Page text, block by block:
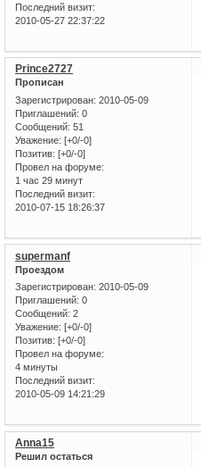
Последний визит:
2010-05-27 22:37:22
Prince2727
Прописан
Зарегистрирован: 2010-05-09
Приглашений: 0
Сообщений: 51
Уважение: [+0/-0]
Позитив: [+0/-0]
Провел на форуме:
1 час 29 минут
Последний визит:
2010-07-15 18:26:37
supermanf
Проездом
Зарегистрирован: 2010-05-09
Приглашений: 0
Сообщений: 2
Уважение: [+0/-0]
Позитив: [+0/-0]
Провел на форуме:
4 минуты
Последний визит:
2010-05-09 14:21:29
Anna15
Решил остаться